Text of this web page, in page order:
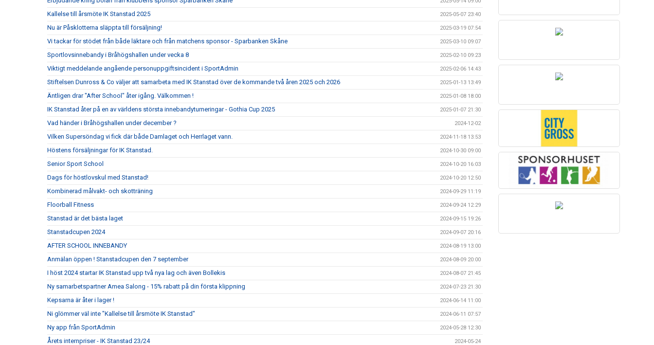
Kallelse till årsmöte IK Stanstad 2025 2025-05-07 23:40
Nu är Påsklotterna släppta till försäljning! 2025-03-19 07:54
Vi tackar för stödet från både läktare och från matchens sponsor - Sparbanken Skåne 2025-03-10 09:07
Sportlovsinnebandy i Bråhögshallen under vecka 8 2025-02-10 09:23
Viktigt meddelande angående personuppgiftsincident i SportAdmin 2025-02-06 14:43
Stiftelsen Dunross & Co väljer att samarbeta med IK Stanstad över de kommande två åren 2025 och 2026 2025-01-13 13:49
Äntligen drar "After School" åter igång. Välkommen ! 2025-01-08 18:00
IK Stanstad åter på en av världens största innebandyturneringar - Gothia Cup 2025 2025-01-07 21:30
Vad händer i Bråhögshallen under december ? 2024-12-02
Vilken Supersöndag vi fick där både Damlaget och Herrlaget vann. 2024-11-18 13:53
Höstens försäljningar för IK Stanstad. 2024-10-30 09:00
Senior Sport School 2024-10-20 16:03
Dags för höstlovskul med Stanstad! 2024-10-20 12:50
Kombinerad målvakt- och skotträning 2024-09-29 11:19
Floorball Fitness 2024-09-24 12:29
Stanstad är det bästa laget 2024-09-15 19:26
Stanstadcupen 2024 2024-09-07 20:16
AFTER SCHOOL INNEBANDY 2024-08-19 13:00
Anmälan öppen ! Stanstadcupen den 7 september 2024-08-09 20:00
I höst 2024 startar IK Stanstad upp två nya lag och även Bollekis 2024-08-07 21:45
Ny samarbetspartner Amea Salong - 15% rabatt på din första klippning 2024-07-23 21:30
Kepsarna är åter i lager ! 2024-06-14 11:00
Ni glömmer väl inte "Kallelse till årsmöte IK Stanstad" 2024-06-11 07:57
Ny app från SportAdmin 2024-05-28 12:30
Årets internpriser - IK Stanstad 23/24 2024-05-24